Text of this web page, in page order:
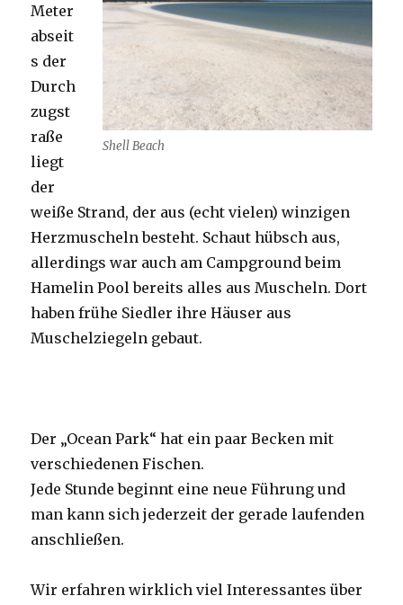
Shell Beach
Meter
abseit
s der
Durch
zugst
raße
liegt
der
weiße Strand, der aus (echt vielen) winzigen
Herzmuscheln besteht. Schaut hübsch aus,
allerdings war auch am Campground beim
Hamelin Pool bereits alles aus Muscheln. Dort
haben frühe Siedler ihre Häuser aus
Muschelziegeln gebaut.
Der „Ocean Park“ hat ein paar Becken mit
verschiedenen Fischen.
Jede Stunde beginnt eine neue Führung und
man kann sich jederzeit der gerade laufenden
anschließen.
Wir erfahren wirklich viel Interessantes über